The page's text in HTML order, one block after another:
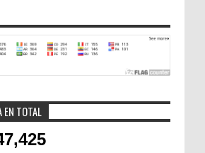
EN TOTAL